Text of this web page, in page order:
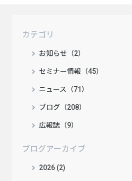
カテゴリ
お知らせ（2）
セミナー情報（45）
ニュース（71）
ブログ（208）
広報誌（9）
ブログアーカイブ
2026 (2)